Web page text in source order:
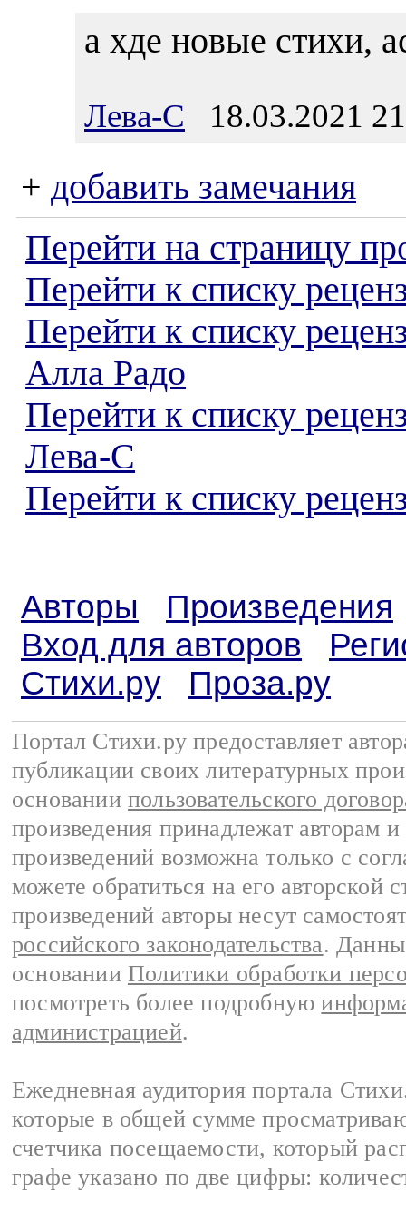
а хде новые стихи,
Лева-С 18.03.2021
+ добавить замечания
Перейти на страницу
Перейти к списку
Перейти к списку
Алла Радо
Перейти к списку
Лева-С
Перейти к списку
Авторы
Произведения
Вход для авторов
Стихи.ру
Проза.ру
Портал Стихи.ру предоставляет
публикации своих литературных
основании пользовательского
произведения принадлежат авторам
произведений возможна только с
можете обратиться на его авторской
произведений авторы несут
российского законодательства.
основании Политики обработки
посмотреть более подробную
администрацией.
Ежедневная аудитория портала
которые в общей сумме
счетчика посещаемости, который
графе указано по две цифры: